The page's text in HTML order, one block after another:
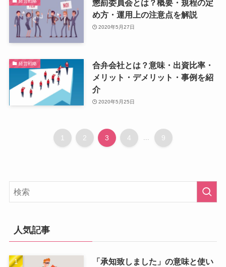
懲罰委員会とは？概要・規程の定
め方・運用上の注意点を解説
2020年5月27日
経営戦略
合弁会社とは？意味・出資比率・
メリット・デメリット・事例を紹
介
2020年5月25日
1 2 3 4 9
人気記事
「承知致しました」の意味と使い